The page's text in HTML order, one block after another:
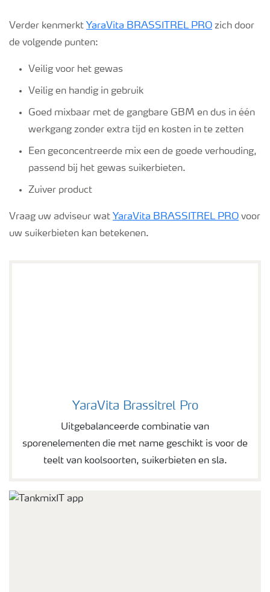
Verder kenmerkt YaraVita BRASSITREL PRO zich door
de volgende punten:
Veilig voor het gewas
Veilig en handig in gebruik
Goed mixbaar met de gangbare GBM en dus in één
werkgang zonder extra tijd en kosten in te zetten
Een geconcentreerde mix een de goede verhouding,
passend bij het gewas suikerbieten.
Zuiver product
Vraag uw adviseur wat YaraVita BRASSITREL PRO voor
uw suikerbieten kan betekenen.
YaraVita Brassitrel Pro
YaraVita Brassitrel Pro
Uitgebalanceerde combinatie van
sporenelementen die met name geschikt is voor de
teelt van koolsoorten, suikerbieten en sla.